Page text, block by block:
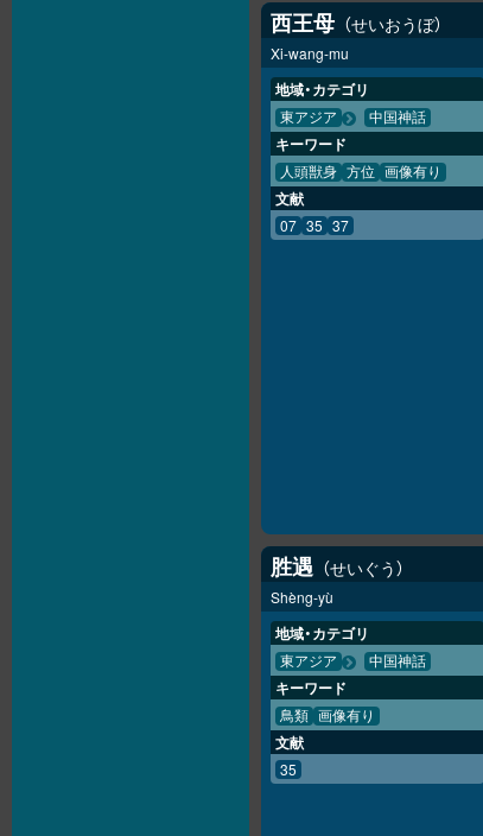
西王母 せいおうぼ
Xi-wang-mu
地域・カテゴリ
東アジア 中国神話
キーワード
人頭獣身 方位 画像有り
文献
07 35 37
胜遇 せいぐう
Shèng-yù
地域・カテゴリ
東アジア 中国神話
キーワード
鳥類 画像有り
文献
35